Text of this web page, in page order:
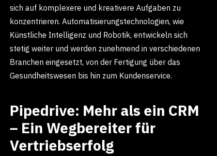
sich auf komplexere und kreativere Aufgaben zu
konzentrieren. Automatisierungstechnologien, wie
Künstliche Intelligenz und Robotik, entwickeln sich
stetig weiter und werden zunehmend in verschiedenen
Branchen eingesetzt, von der Fertigung über das
Gesundheitswesen bis hin zum Kundenservice.
Pipedrive: Mehr als ein CRM
– Ein Wegbereiter für
Vertriebserfolg